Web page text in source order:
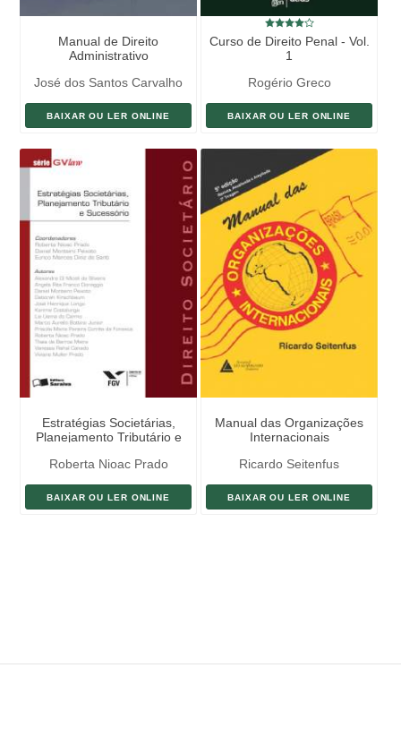
Manual de Direito
Administrativo
José dos Santos Carvalho
BAIXAR OU LER ONLINE
Curso de Direito Penal - Vol.
1
Rogério Greco
BAIXAR OU LER ONLINE
Estratégias Societárias,
Planejamento Tributário e
Roberta Nioac Prado
BAIXAR OU LER ONLINE
Manual das Organizações
Internacionais
Ricardo Seitenfus
BAIXAR OU LER ONLINE